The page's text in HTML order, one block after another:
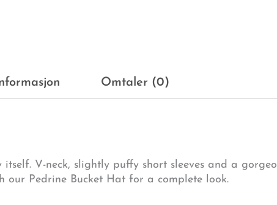
Omtaler (0)
itself. V-neck, slightly puffy short sleeves and a
Pedrine Bucket Hat for a complete look.